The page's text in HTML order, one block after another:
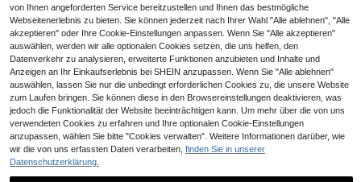
von Ihnen angeforderten Service bereitzustellen und Ihnen das bestmögliche
Webseitenerlebnis zu bieten. Sie können jederzeit nach Ihrer Wahl "Alle ablehnen", "Alle
akzeptieren" oder Ihre Cookie-Einstellungen anpassen. Wenn Sie "Alle akzeptieren"
auswählen, werden wir alle optionalen Cookies setzen, die uns helfen, den
Datenverkehr zu analysieren, erweiterte Funktionen anzubieten und Inhalte und
Anzeigen an Ihr Einkaufserlebnis bei SHEIN anzupassen. Wenn Sie "Alle ablehnen"
auswählen, lassen Sie nur die unbedingt erforderlichen Cookies zu, die unsere Website
zum Laufen bringen. Sie können diese in den Browsereinstellungen deaktivieren, was
jedoch die Funktionalität der Website beeinträchtigen kann. Um mehr über die von uns
verwendeten Cookies zu erfahren und Ihre optionalen Cookie-Einstellungen
anzupassen, wählen Sie bitte "Cookies verwalten". Weitere Informationen darüber, wie
wir die von uns erfassten Daten verarbeiten, finden Sie in unserer
Datenschutzerklärung.